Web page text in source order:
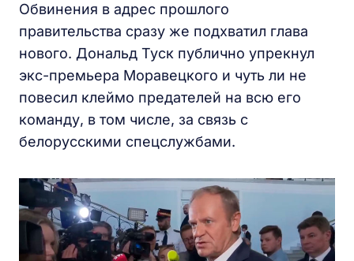
Обвинения в адрес прошлого
правительства сразу же подхватил глава
нового. Дональд Туск публично упрекнул
экс-премьера Моравецкого и чуть ли не
повесил клеймо предателей на всю его
команду, в том числе, за связь с
белорусскими спецслужбами.